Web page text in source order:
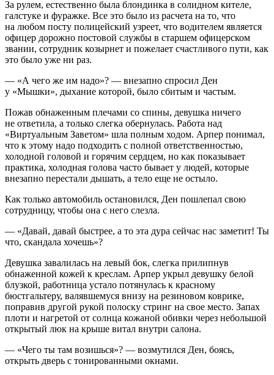
За рулем, естественно была блондинка в солидном кителе,
галстуке и фуражке. Все это было из расчета на то, что
на любом посту полицейский узреет, что водителем является
офицер дорожно постовой службы в старшем офицерском
звании, сотрудник козырнет и пожелает счастливого пути, как
это было уже ни раз.
— «А чего же им надо»? — внезапно спросил Ден
у «Мышки», дыхание которой, было сбитым и частым.
Пожав обнаженным плечами со спины, девушка ничего
не ответила, а только слегка обернулась. Работа над
«Виртуальным Заветом» шла полным ходом. Арпер понимал,
что к этому надо подходить с полной ответственностью,
холодной головой и горячим сердцем, но как показывает
практика, холодная голова часто бывает у людей, которые
внезапно перестали дышать, а тело еще не остыло.
Как только автомобиль остановился, Ден пошлепал свою
сотрудницу, чтобы она с него слезла.
— «Давай, давай быстрее, а то эта дура сейчас нас заметит! Ты
что, скандала хочешь»?
Девушка завалилась на левый бок, слегка прилипнув
обнаженной кожей к креслам. Арпер укрыл девушку белой
блузкой, работница устало потянулась к красному
бюстгальтеру, валявшемуся внизу на резиновом коврике,
поправив другой рукой полоску стринг на свое место. Запах
плоти и нагретой от солнца кожаной обивки через небольшой
открытый люк на крыше витал внутри салона.
— «Чего ты там возишься»? — возмутился Ден, боясь,
открыть дверь с тонированными окнами.